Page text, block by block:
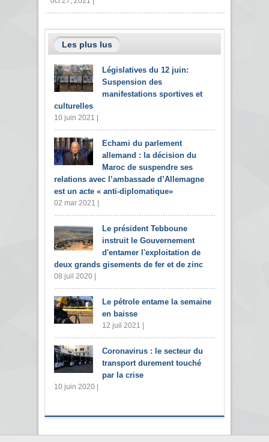
Les plus lus
Législatives du 12 juin:
Suspension des
manifestations sportives et
culturelles
10 juin 2021 |
Echami du parlement
allemand : la décision du
Maroc de suspendre ses
relations avec l’ambassade d’Allemagne
est un acte « anti-diplomatique»
02 mar 2021 |
Le président Tebboune
instruit le Gouvernement
d'entamer l'exploitation de
deux grands gisements de fer et de zinc
08 juil 2020 |
Le pétrole entame la semaine
en baisse
12 juil 2021 |
Coronavirus : le secteur du
transport durement touché
par la crise
10 juin 2020 |